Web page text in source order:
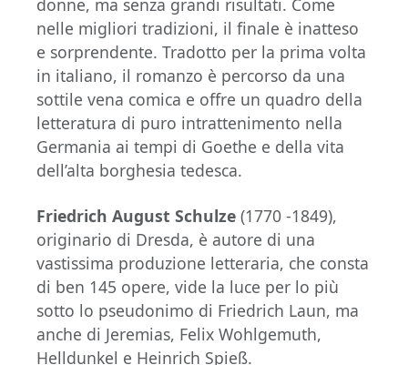
donne, ma senza grandi risultati. Come
nelle migliori tradizioni, il finale è inatteso
e sorprendente. Tradotto per la prima volta
in italiano, il romanzo è percorso da una
sottile vena comica e offre un quadro della
letteratura di puro intrattenimento nella
Germania ai tempi di Goethe e della vita
dell’alta borghesia tedesca.
Friedrich August Schulze (1770 -1849),
originario di Dresda, è autore di una
vastissima produzione letteraria, che consta
di ben 145 opere, vide la luce per lo più
sotto lo pseudonimo di Friedrich Laun, ma
anche di Jeremias, Felix Wohlgemuth,
Helldunkel e Heinrich Spieß.